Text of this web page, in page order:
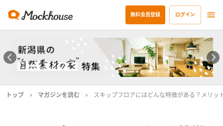
無料会員登録 ログイン
トップ マガジンを読む スキップフロアにはどんな特徴がある？メリッ